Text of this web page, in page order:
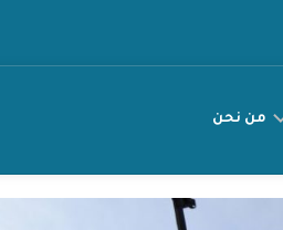
من نحن